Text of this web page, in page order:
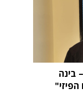
"העתיד הוא Physical AI – בינה